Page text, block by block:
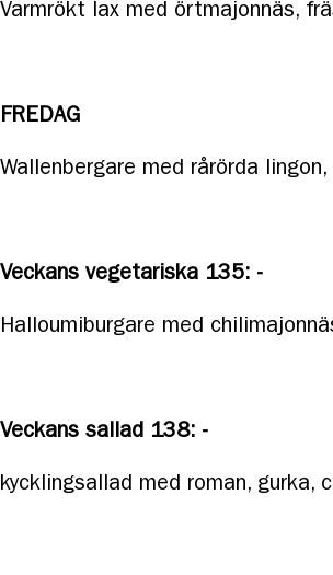
Varmrökt lax med örtmajonnäs,
FREDAG
Wallenbergare med rårörda
Veckans vegetariska 135: -
Halloumiburgare med
Veckans sallad 138: -
kycklingsallad med roman, gurka,